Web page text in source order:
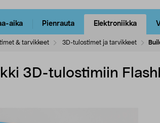
aika Pienrauta Elektroniikka
& tarvikkeet 3D-tulostimet ja tarvikkeet
3D-tulostimiin